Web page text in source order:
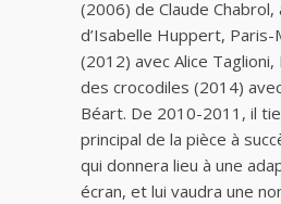
(2006) de Claude Chabrol,
d’Isabelle Huppert, Paris-
(2012) avec Alice
des crocodiles (2014)
Béart. De 2010-2011, il
principal de la pièce à
qui donnera lieu à une
écran, et lui vaudra une